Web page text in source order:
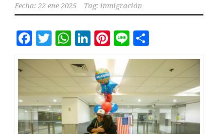
Fecha: 22 ene 2025 Tag: inmigración
Facebook
Twitter
WhatsApp
LinkedIn
Pinterest
Line